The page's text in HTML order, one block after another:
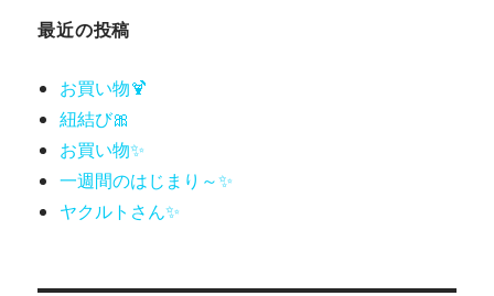
最近の投稿
お買い物🍹
紐結び🎀
お買い物✨
一週間のはじまり～✨
ヤクルトさん✨